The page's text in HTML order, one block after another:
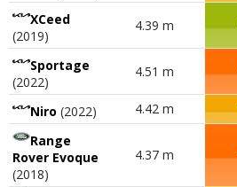
XCeed
(2019)
4.39 m
Sportage
(2022)
4.51 m
Niro (2022) 4.42 m
Range
Rover Evoque
(2018)
4.37 m